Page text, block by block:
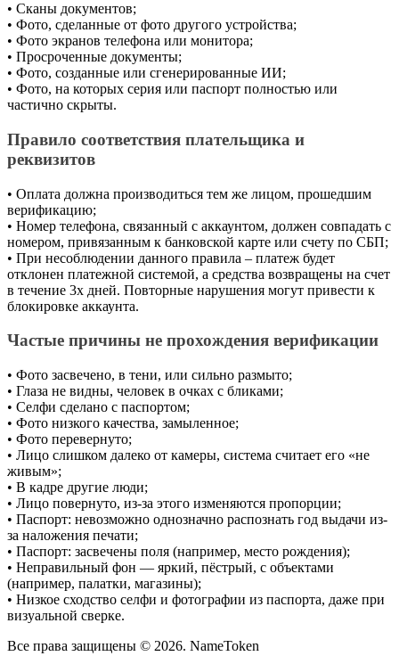
• Сканы документов;
• Фото, сделанные от фото другого устройства;
• Фото экранов телефона или монитора;
• Просроченные документы;
• Фото, созданные или сгенерированные ИИ;
• Фото, на которых серия или паспорт полностью или
частично скрыты.
Правило соответствия плательщика и
реквизитов
• Оплата должна производиться тем же лицом, прошедшим
верификацию;
• Номер телефона, связанный с аккаунтом, должен совпадать с
номером, привязанным к банковской карте или счету по СБП;
• При несоблюдении данного правила – платеж будет
отклонен платежной системой, а средства возвращены на счет
в течение 3х дней. Повторные нарушения могут привести к
блокировке аккаунта.
Частые причины не прохождения верификации
• Фото засвечено, в тени, или сильно размыто;
• Глаза не видны, человек в очках с бликами;
• Селфи сделано с паспортом;
• Фото низкого качества, замыленное;
• Фото перевернуто;
• Лицо слишком далеко от камеры, система считает его «не
живым»;
• В кадре другие люди;
• Лицо повернуто, из-за этого изменяются пропорции;
• Паспорт: невозможно однозначно распознать год выдачи из-
за наложения печати;
• Паспорт: засвечены поля (например, место рождения);
• Неправильный фон — яркий, пёстрый, с объектами
(например, палатки, магазины);
• Низкое сходство селфи и фотографии из паспорта, даже при
визуальной сверке.
Все права защищены © 2026. NameToken